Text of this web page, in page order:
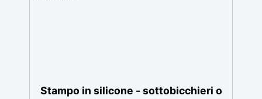
Stampo in silicone - sottobicchieri o